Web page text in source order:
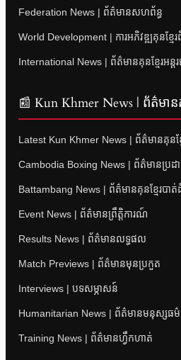
Federation News | ព័ត៌មានសហព័ន្ធ
World Development | ការអភិវឌ្ឍគុនខ្ម
International News | ព័ត៌មានគុនខ្មែរអន្តរ
📰 Kun Khmer News | ព័ត៌មានគុ
Latest Kun Khmer News | ព័ត៌មានគុនខ្
Cambodia Boxing News | ព័ត៌មានប្រដា
Battambang News | ព័ត៌មានគុនខ្មែរបា
Event News | ព័ត៌មានព្រឹត្តិការណ៍
Results News | ព័ត៌មានលទ្ធផល
Match Previews | ព័ត៌មានមុនប្រកួត
Interviews | បទសម្ភាសន៍
Humanitarian News | ព័ត៌មានមនុស្សធម៌
Training News | ព័ត៌មានហ្វឹកហាត់